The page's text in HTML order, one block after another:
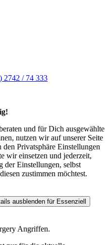
2742 / 74 333
und für Dich ausgewählte
nutzen wir auf unserer Seite
Privatsphäre Einstellungen
wir einsetzen und jederzeit,
der Einstellungen, selbst
zustimmen möchtest.
ausblenden für Essenziell
Angriffen.